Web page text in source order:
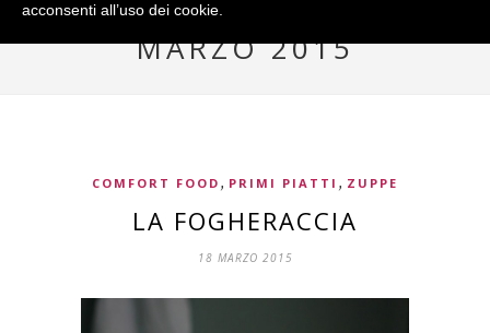
Monthly Archives
MARZO 2015
COMFORT FOOD , PRIMI PIATTI , ZUPPE
LA FOGHERACCIA
18 MARZO 2015
acconsenti all’uso dei cookie.